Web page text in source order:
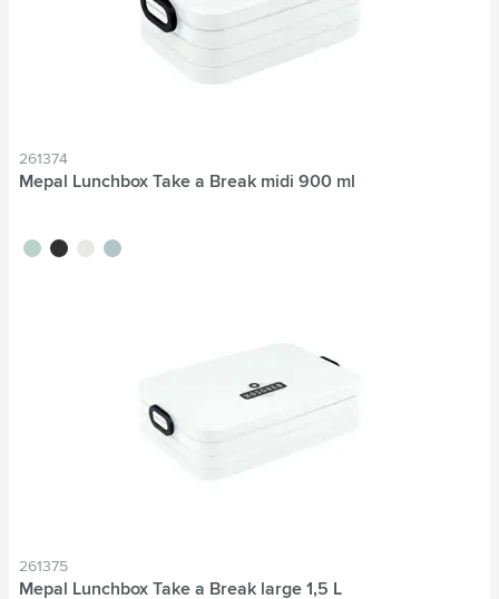
261374
Mepal Lunchbox Take a Break midi 900 ml
vert tilleul
noir blancbleu nordique
261375
Mepal Lunchbox Take a Break large 1,5 L